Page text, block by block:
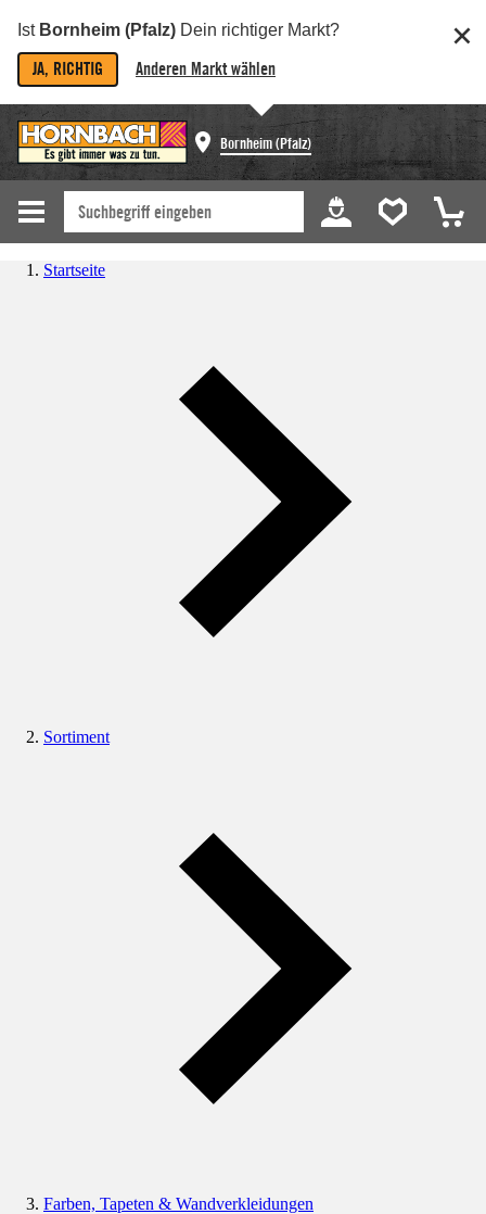
Ist Bornheim (Pfalz) Dein richtiger Markt?
JA, RICHTIG Anderen Markt wählen
Bornheim (Pfalz)
Startseite
Sortiment
Farben, Tapeten & Wandverkleidungen